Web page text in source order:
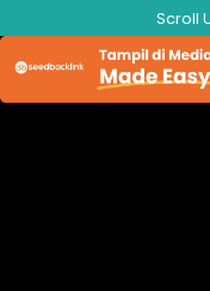
ke
konten
Scroll